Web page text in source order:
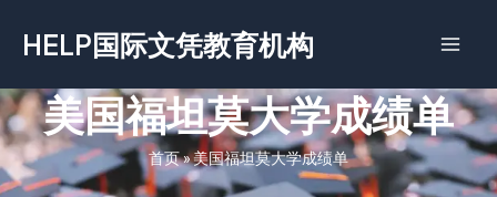
容
HELP国际文凭教育机构
美国福坦莫大学成绩单
首页»美国福坦莫大学成绩单